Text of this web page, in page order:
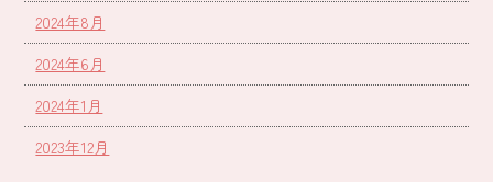
2024年8月
2024年6月
2024年1月
2023年12月